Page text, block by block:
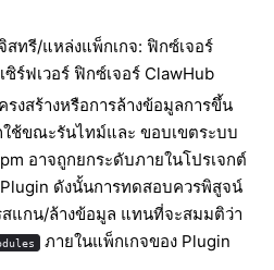
ทรี/แหล่งแพ็กเกจ: ฟิกซ์เจอร์
ซิร์ฟเวอร์ ฟิกซ์เจอร์ ClawHub
งสร้างหรือการล้างข้อมูลการขึ้น
ใช้ขณะรันไทม์และ ขอบเขตระบบ
อาจถูกยกระดับภายในโปรเจกต์
ดังนั้นการทดสอบควรพิสูจน์
สแกน/ล้างข้อมูล แทนที่จะสมมติว่า
ภายในแพ็กเกจของ Plugin